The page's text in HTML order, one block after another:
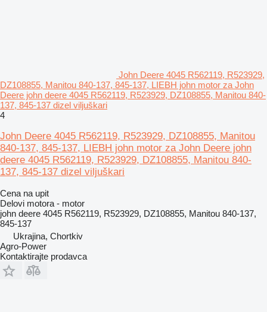
John Deere 4045 R562119, R523929,
DZ108855, Manitou 840-137, 845-137, LIEBH john motor za John
Deere john deere 4045 R562119, R523929, DZ108855, Manitou 840-
137, 845-137 dizel viljuškari
4
John Deere 4045 R562119, R523929, DZ108855, Manitou
840-137, 845-137, LIEBH john motor za John Deere john
deere 4045 R562119, R523929, DZ108855, Manitou 840-
137, 845-137 dizel viljuškari
Cena na upit
Delovi motora - motor
john deere 4045 R562119, R523929, DZ108855, Manitou 840-137,
845-137
Ukrajina, Chortkiv
Agro-Power
Kontaktirajte prodavca